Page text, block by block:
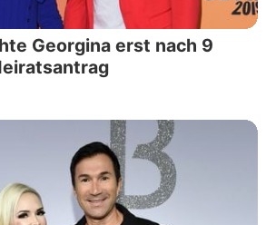
Georgina erst nach 9